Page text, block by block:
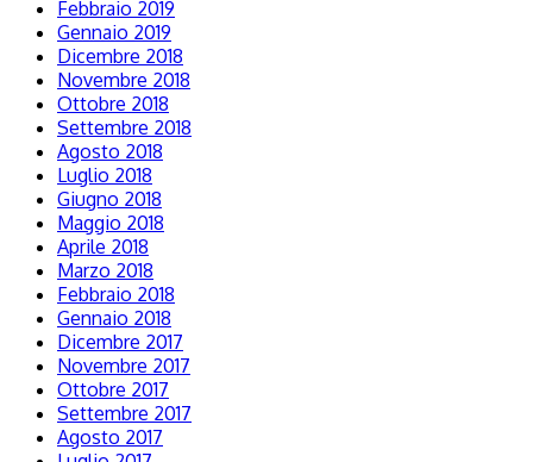
Febbraio 2019
Gennaio 2019
Dicembre 2018
Novembre 2018
Ottobre 2018
Settembre 2018
Agosto 2018
Luglio 2018
Giugno 2018
Maggio 2018
Aprile 2018
Marzo 2018
Febbraio 2018
Gennaio 2018
Dicembre 2017
Novembre 2017
Ottobre 2017
Settembre 2017
Agosto 2017